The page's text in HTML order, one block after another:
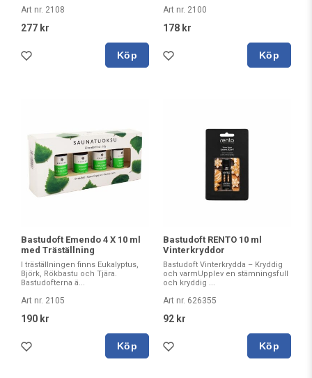
Art nr. 2108
277 kr
Köp
Art nr. 2100
178 kr
Köp
Bastudoft Emendo 4 X 10 ml
med Träställning
I träställningen finns Eukalyptus,
Björk, Rökbastu och Tjära.
Bastudofterna ä...
Art nr. 2105
190 kr
Köp
Bastudoft RENTO 10 ml
Vinterkryddor
Bastudoft Vinterkrydda – Kryddig
och varmUpplev en stämningsfull
och kryddig ...
Art nr. 626355
92 kr
Köp